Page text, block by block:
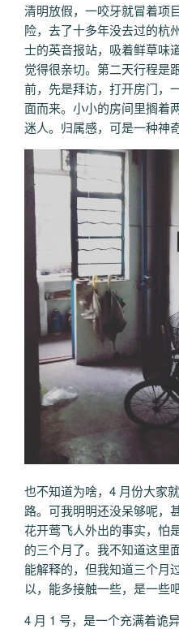
清明放假，一咬牙就冒着项
险，去了十多年没去过的杭
士的英音报站，吸着鲜草味
觉得很亲切。第二天行程是
前，先是拜访，打开房门，
面而来。小小的房间里搁着
迷人。归属感，可是一种神
也不知道为啥，4 月份大家
路。可我明明还没呆够呢，
花开莺飞人外出的事实，怕
的三个月了。我不知道这里
能解释的，但我知道三个月
以，能多接触一些，是一些吧
4 月 1 号，是一个充满着诡